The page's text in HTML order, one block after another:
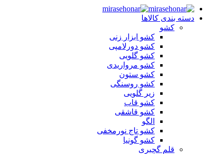
دسته بندی کالاها
کشو
کشو ابزار زنی
کشو دورلامپی
کشو گلویی
کشو مرواریدی
کشو ستون
کشو روسنگی
زیر گلویی
کشو قاب
کشو قاشقی
الگو
کشو تاج نورمخفی
کشو گونیا
قلم گچبری